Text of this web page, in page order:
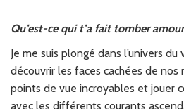
Qu’est-ce qui t’a fait tomber
Je me suis plongé dans l’univers
découvrir les faces cachées de
points de vue incroyables et jouer
avec les différents courants